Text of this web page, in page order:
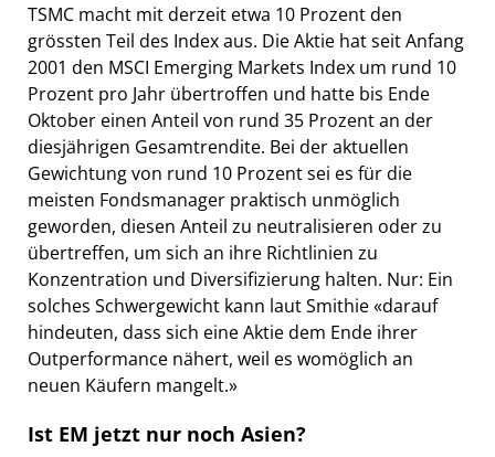
TSMC macht mit derzeit etwa 10 Prozent den
grössten Teil des Index aus. Die Aktie hat seit Anfang
2001 den MSCI Emerging Markets Index um rund 10
Prozent pro Jahr übertroffen und hatte bis Ende
Oktober einen Anteil von rund 35 Prozent an der
diesjährigen Gesamtrendite. Bei der aktuellen
Gewichtung von rund 10 Prozent sei es für die
meisten Fondsmanager praktisch unmöglich
geworden, diesen Anteil zu neutralisieren oder zu
übertreffen, um sich an ihre Richtlinien zu
Konzentration und Diversifizierung halten. Nur: Ein
solches Schwergewicht kann laut Smithie «darauf
hindeuten, dass sich eine Aktie dem Ende ihrer
Outperformance nähert, weil es womöglich an
neuen Käufern mangelt.»
Ist EM jetzt nur noch Asien?